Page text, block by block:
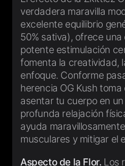
verdadera maravilla
excelente equilibrio
50% sativa), ofrece
potente estimulación
fomenta la creatividad,
enfoque. Conforme
herencia OG Kush
asentar tu cuerpo en
profunda relajación
ayuda
musculares y mitigar el
Aspecto de la Flor. Los